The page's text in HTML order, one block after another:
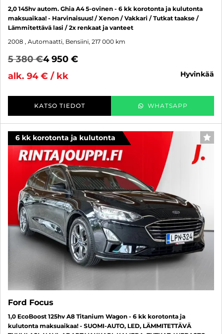
2,0 145hv autom. Ghia A4 5-ovinen - 6 kk korotonta ja kulutonta
maksuaikaa! - Harvinaisuus! / Xenon / Vakkari / Tutkat taakse /
Lämmitettävä lasi / 2x renkaat ja vanteet
2008 , Automaatti, Bensiini, 217 000 km
5 380 €4 950 €
alk. 94 € / kk
hyvinkää
KATSO TIEDOT WHATSAPP
6 kk korotonta ja kulutonta
Ford Focus
1,0 EcoBoost 125hv A8 Titanium Wagon - 6 kk korotonta ja
kulutonta maksuaikaa! - SUOMI-AUTO, LED, LÄMMITETTÄVÄ